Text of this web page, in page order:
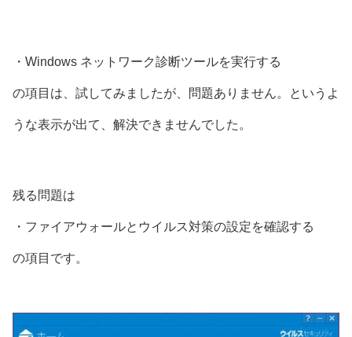
・Windows ネットワーク診断ツールを実行する
の項目は、試してみましたが、問題ありません。というよ
うな表示が出て、解決できませんでした。
残る問題は
・ファイアウォールとウイルス対策の設定を確認する
の項目です。